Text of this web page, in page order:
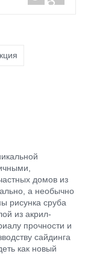
домов из
а необычно
рисунка сруба
из акрил-
прочности и
сайдинга
как новый